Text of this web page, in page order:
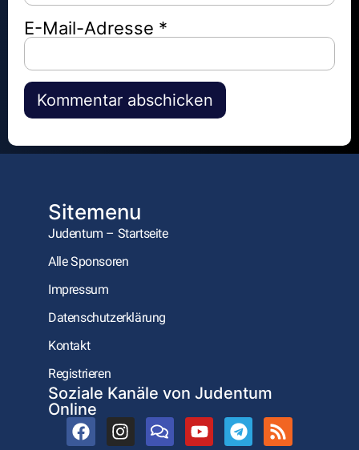
E-Mail-Adresse *
Alternative:
Sitemenu
Judentum – Startseite
Alle Sponsoren
Impressum
Datenschutzerklärung
Kontakt
Registrieren
Soziale Kanäle von Judentum
Online